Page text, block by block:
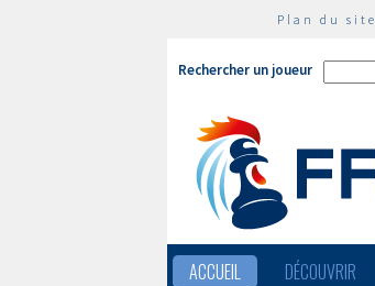
Plan du site
Rechercher un joueur
ACCUEIL DÉCOUVRIR